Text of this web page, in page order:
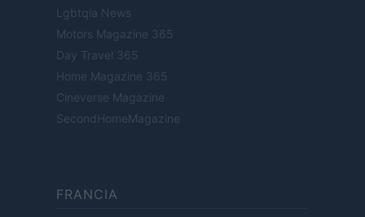
Lgbtqia News
Motors Magazine 365
Day Travel 365
Home Magazine 365
Cineverse Magazine
SecondHomeMagazine
FRANCIA